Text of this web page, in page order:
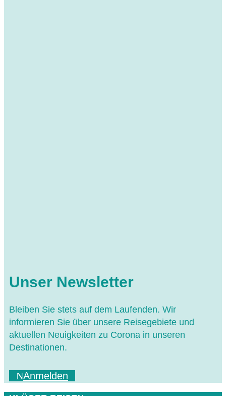
Unser Newsletter
Bleiben Sie stets auf dem Laufenden. Wir
informieren Sie über unsere Reisegebiete und
aktuellen Neuigkeiten zu Corona in unseren
Destinationen.
Anmelden